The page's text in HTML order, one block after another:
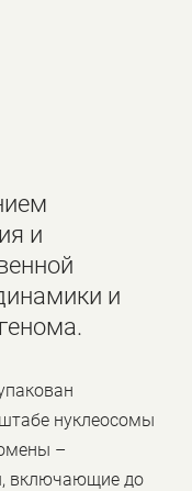
и
и
нуклеосомы
–
включающие до